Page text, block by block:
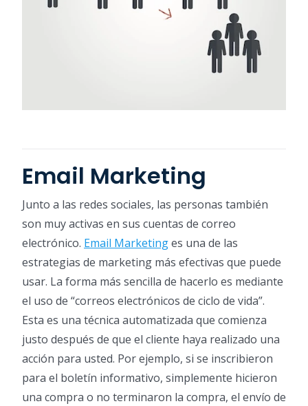
Email Marketing
Junto a las redes sociales, las personas también
son muy activas en sus cuentas de correo
electrónico. Email Marketinges una de las
estrategias de marketing más efectivas que puede
usar. La forma más sencilla de hacerlo es mediante
el uso de “correos electrónicos de ciclo de vida”.
Esta es una técnica automatizada que comienza
justo después de que el cliente haya realizado una
acción para usted. Por ejemplo, si se inscribieron
para el boletín informativo, simplemente hicieron
una compra o no terminaron la compra, el envío de